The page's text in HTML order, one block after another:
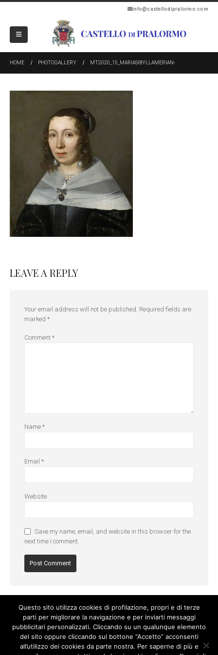
info@castellodipralormo.com
HOME PHOTOGALLERY MT2020_15_MARIASIBYLLAMERIAN-
LEAVE A REPLY
Your email address will not be published. Required fields are
marked *
Comment *
Name *
Email *
Website
Save my name, email, and website in this browser for the
next time I comment.
Questo sito utilizza cookies di profilazione, propri e di terze
parti per migliorare la navigazione e per inviarti messaggi
pubblicitari personalizzati. Cliccando su un qualunque elemento
del sito oppure cliccando sul bottone “Accetto” acconsenti
all’utilizzo dei cookies da parte nostra. Per saperne di più e